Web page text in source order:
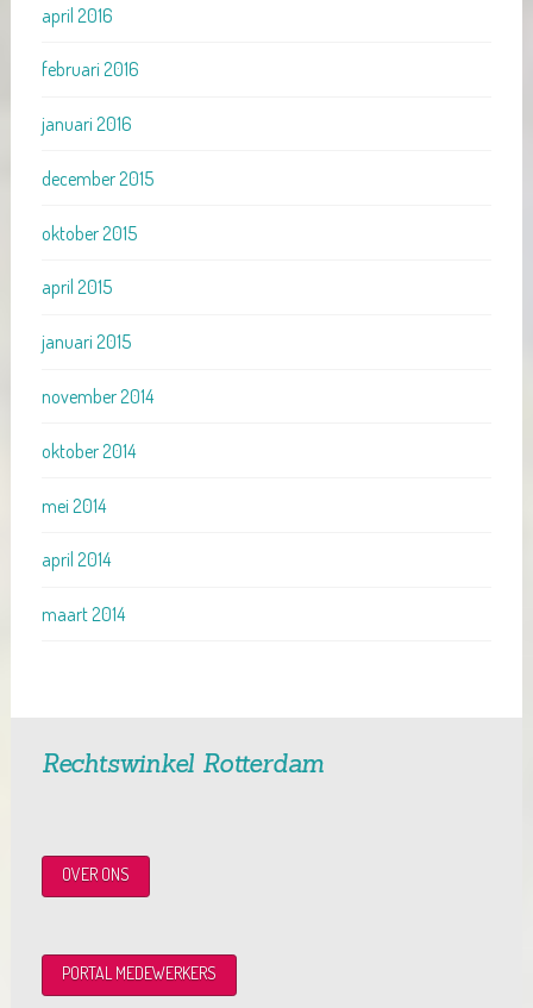
april 2016
februari 2016
januari 2016
december 2015
oktober 2015
april 2015
januari 2015
november 2014
oktober 2014
mei 2014
april 2014
maart 2014
Rechtswinkel Rotterdam
OVER ONS
PORTAL MEDEWERKERS